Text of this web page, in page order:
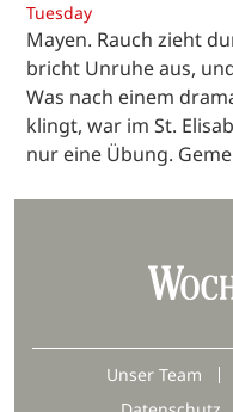
Tuesday
Mayen. Rauch zieht
bricht Unruhe aus,
Was nach einem
klingt, war im St.
nur eine Übung.
Unser Team